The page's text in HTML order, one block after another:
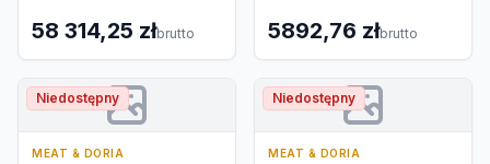
58 314,25 złbrutto 5892,76 złbrutto
Niedostępny
MEAT & DORIA
Niedostępny
MEAT & DORIA